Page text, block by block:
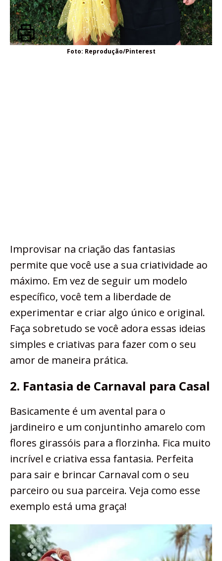
Foto: Reprodução/Pinterest
Improvisar na criação das fantasias
permite que você use a sua criatividade ao
máximo. Em vez de seguir um modelo
específico, você tem a liberdade de
experimentar e criar algo único e original.
Faça sobretudo se você adora essas ideias
simples e criativas para fazer com o seu
amor de maneira prática.
2. Fantasia de Carnaval para Casal
Basicamente é um avental para o
jardineiro e um conjuntinho amarelo com
flores girassóis para a florzinha. Fica muito
incrível e criativa essa fantasia. Perfeita
para sair e brincar Carnaval com o seu
parceiro ou sua parceira. Veja como esse
exemplo está uma graça!